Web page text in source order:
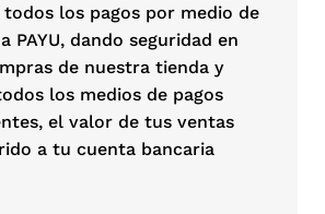
todos los pagos por medio de
PAYU, dando seguridad en
de nuestra tienda y
los medios de pagos
el valor de tus ventas
a tu cuenta bancaria